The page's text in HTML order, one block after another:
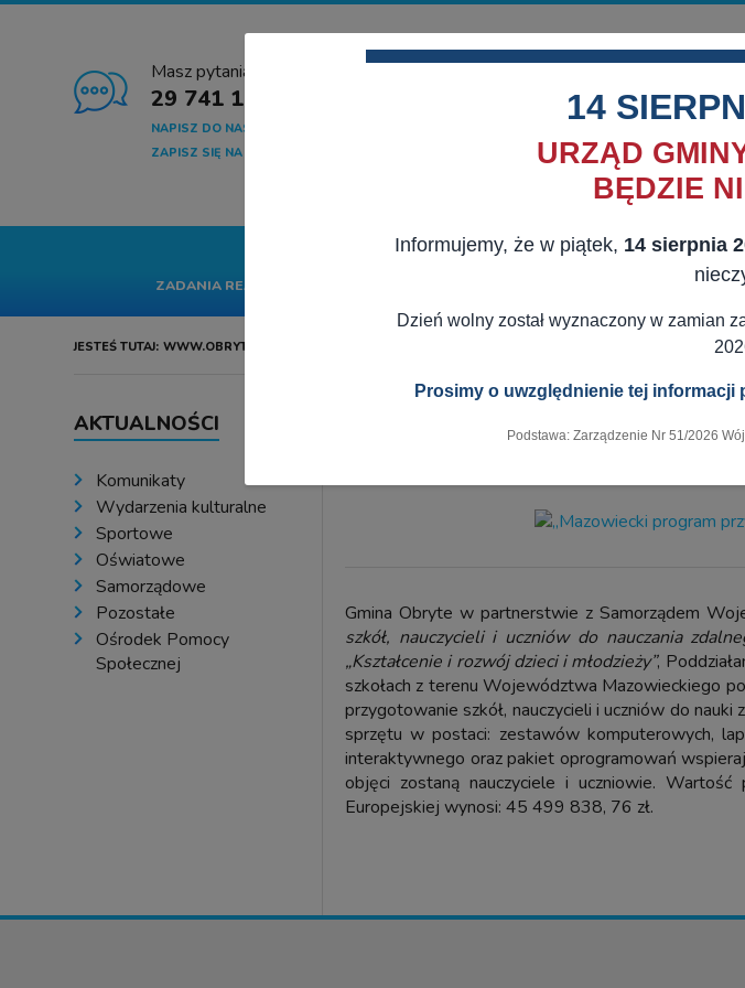
Masz pytania?
29 741 10 04
NAPISZ DO NAS
ZAPISZ SIĘ NA NEWSLETTER
GMINA SAMORZĄD AKTUALNOŚCI DLA
ZADANIA REALIZOWANE Z BUDŻETU PAŃSTWA LUB Z PAŃSTWOWYCH FUNDUSZY
JESTEŚ TUTAJ: WWW.OBRYTE.PL
AKTUALNOŚCI
Komunikaty
Wydarzenia kulturalne
Sportowe
Oświatowe
Samorządowe
Pozostałe
Ośrodek Pomocy
Społecznej
„Mazowiecki program
Gmina Obryte w partnerstwie z Samorządem
szkół, nauczycieli i uczniów do nauczania
„Kształcenie i rozwój dzieci i młodzieży”,
szkołach z terenu Województwa Mazowieckiego
przygotowanie szkół, nauczycieli i uczniów do
sprzętu w postaci: zestawów komputerowych,
interaktywnego oraz pakiet oprogramowań
objęci zostaną nauczyciele i uczniowie.
Europejskiej wynosi: 45 499 838, 76 zł.
14
URZĄD
BĘDZIE
Informujemy, że w piątek, 14 sierpnia
Dzień wolny został wyznaczony w zamian
Prosimy o uwzględnienie tej informacji
Podstawa: Zarządzenie Nr 51/2026